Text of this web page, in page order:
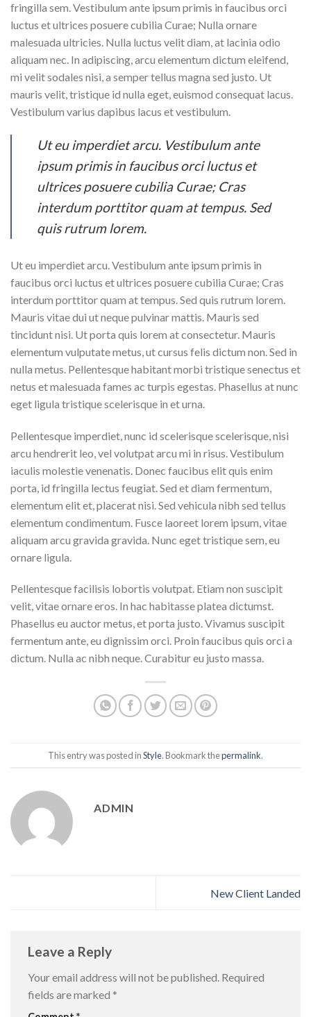
fringilla sem. Vestibulum ante ipsum primis in faucibus orci
luctus et ultrices posuere cubilia Curae; Nulla ornare
malesuada ultricies. Nulla luctus velit diam, at lacinia odio
aliquam nec. In adipiscing, arcu elementum dictum eleifend,
mi velit sodales nisi, a semper tellus magna sed justo. Ut
mauris velit, tristique id nulla eget, euismod consequat lacus.
Vestibulum varius dapibus lacus et vestibulum.
Ut eu imperdiet arcu. Vestibulum ante
ipsum primis in faucibus orci luctus et
ultrices posuere cubilia Curae; Cras
interdum porttitor quam at tempus. Sed
quis rutrum lorem.
Ut eu imperdiet arcu. Vestibulum ante ipsum primis in
faucibus orci luctus et ultrices posuere cubilia Curae; Cras
interdum porttitor quam at tempus. Sed quis rutrum lorem.
Mauris vitae dui ut neque pulvinar mattis. Mauris sed
tincidunt nisi. Ut porta quis lorem at consectetur. Mauris
elementum vulputate metus, ut cursus felis dictum non. Sed in
nulla metus. Pellentesque habitant morbi tristique senectus et
netus et malesuada fames ac turpis egestas. Phasellus at nunc
eget ligula tristique scelerisque in et urna.
Pellentesque imperdiet, nunc id scelerisque scelerisque, nisi
arcu hendrerit leo, vel volutpat arcu mi in risus. Vestibulum
iaculis molestie venenatis. Donec faucibus elit quis enim
porta, id fringilla lectus feugiat. Sed et diam fermentum,
elementum elit et, placerat nisi. Sed vehicula nibh sed tellus
elementum condimentum. Fusce laoreet lorem ipsum, vitae
aliquam arcu gravida gravida. Nunc eget tristique sem, eu
ornare ligula.
Pellentesque facilisis lobortis volutpat. Etiam non suscipit
velit, vitae ornare eros. In hac habitasse platea dictumst.
Phasellus eu auctor metus, et porta justo. Vivamus suscipit
fermentum ante, eu dignissim orci. Proin faucibus quis orci a
dictum. Nulla ac nibh neque. Curabitur eu justo massa.
This entry was posted inStyle. Bookmark thepermalink.
ADMIN
New Client Landed
Leave a Reply
Your email address will not be published. Required
fields are marked *